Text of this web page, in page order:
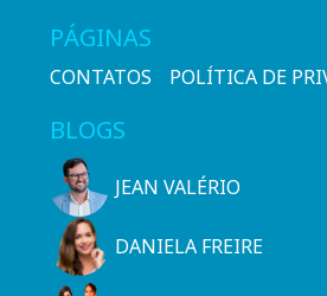
PÁGINAS
CONTATOS POLÍTICA DE
BLOGS
JEAN VALÉRIO
DANIELA FREIRE